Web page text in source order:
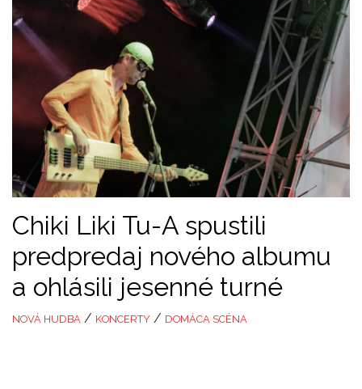
Chiki Liki Tu-A spustili
predpredaj nového albumu
a ohlásili jesenné turné
NOVÁ HUDBA / KONCERTY / DOMÁCA SCÉNA